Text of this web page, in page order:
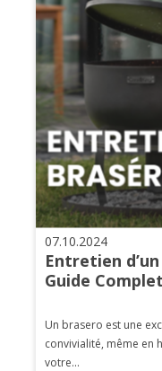
07.10.2024
Entretien
Guide Complet
Un brasero est une
convivialité, même en
votre...